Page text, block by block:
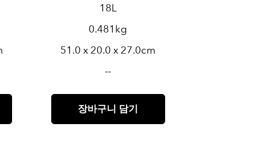
18L
0.481kg
51.0 x 20.0 x 27.0cm
--
장바구니 담기